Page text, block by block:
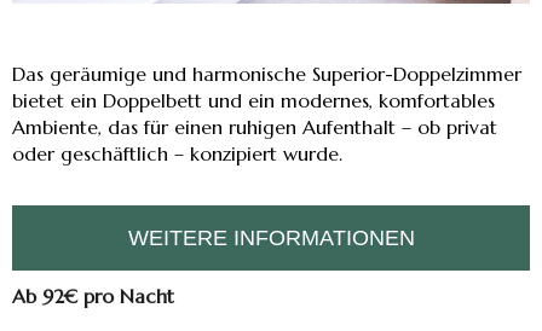
Das geräumige und harmonische Superior-Doppelzimmer
bietet ein Doppelbett und ein modernes, komfortables
Ambiente, das für einen ruhigen Aufenthalt – ob privat
oder geschäftlich – konzipiert wurde.
WEITERE INFORMATIONEN
Ab 92€pro Nacht